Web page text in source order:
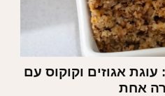
אגוזים וקוקוס עם
אחת